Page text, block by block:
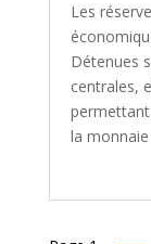
Les
Détenues
centrales,
la